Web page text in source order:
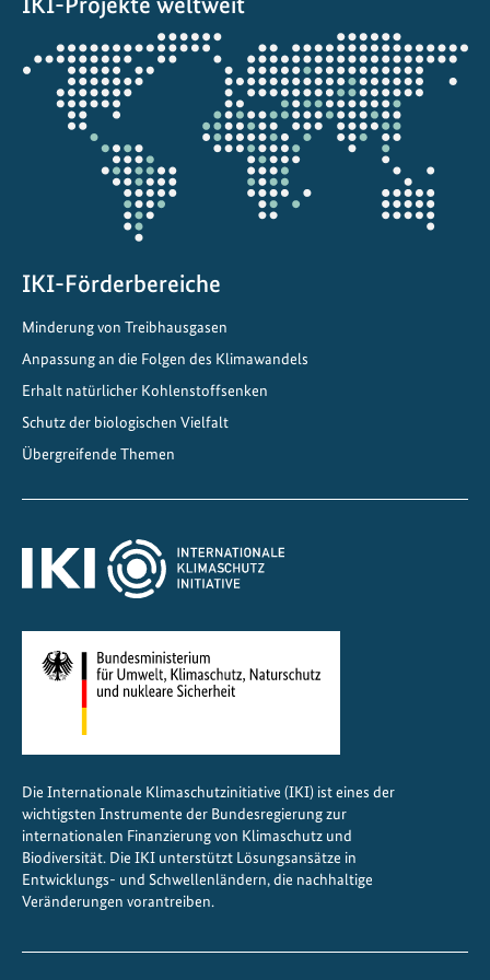
i
e
d
e
r
h
l
v
o
s
m
e
n
Öffnet
die
Projektkarte
IKI-Förderbereiche
Minderung von Treibhausgasen
Anpassung an die Folgen des Klimawandels
Erhalt natürlicher Kohlenstoffsenken
Schutz der biologischen Vielfalt
Übergreifende Themen
Die Internationale Klimaschutzinitiative (IKI) ist eines der
wichtigsten Instrumente der Bundesregierung zur
internationalen Finanzierung von Klimaschutz und
Biodiversität. Die IKI unterstützt Lösungsansätze in
Entwicklungs- und Schwellenländern, die nachhaltige
Veränderungen vorantreiben.